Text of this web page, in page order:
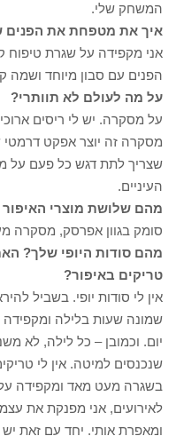
המשחק שלי.
איך את מטפחת את הפנים
אני מקפידה על שגרת טיפוח
הפנים עם סבון מיוחד ושמה
על מה לעולם לא תוותרי?
על מסקרה. יש לי ריסים
מסקרה זה יוצר אפקט דרמטי
שצריך לתת דגש כל פעם על
העיניים.
מהם שלושת מוצרי
סומק בגוון אפרסק, מסקרה
מהם סודות היופי שלך?
טריקים באיפור?
אין לי סודות יופי. בשביל
שמונה שעות בלילה ומקפידה
יום. וכמובן – כל לילה, לא
שנכנסים למיטה. אין לי
בשגרה מעט מאד ומקפידה
לאירועים, אני מפנקת את
ומאפרת אותי. יחד עם זאת